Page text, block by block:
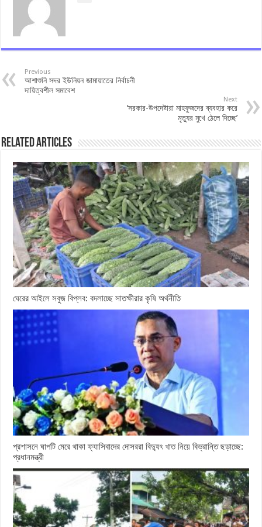
Previous
আশাশুনি সদর ইউনিয়ন জামায়াতের নির্বাচনী
দায়িত্বশীল সমাবেশ
Next
‘সরকার-উপদেষ্টারা মাহফুজদের ব্যবহার করে
মৃত্যুর মুখে ঠেলে দিচ্ছে’
Related Articles
ঘেরের আইলে সবুজ বিপ্লব: বদলাচ্ছে সাতক্ষীরার কৃষি অর্থনীতি
প্রশাসনে ঘাপটি মেরে থাকা ফ্যাসিবাদের দোসররা বিদ্যুৎ খাত নিয়ে বিভ্রান্তি ছড়াচ্ছে:
প্রধানমন্ত্রী